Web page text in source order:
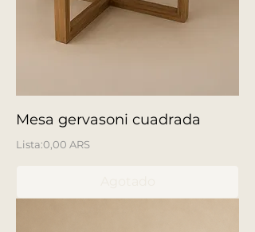
Mesa gervasoni cuadrada
Precio0,00 ARS